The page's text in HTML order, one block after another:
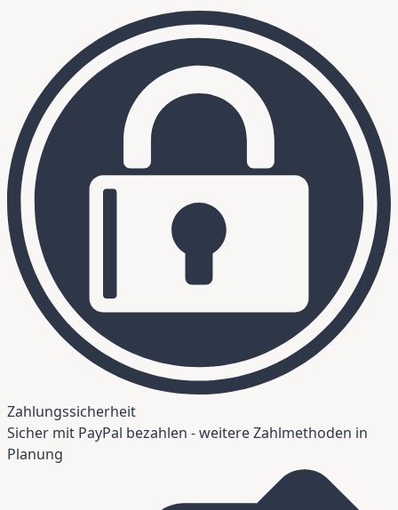
Zahlungssicherheit
Sicher mit PayPal bezahlen - weitere Zahlmethoden in
Planung